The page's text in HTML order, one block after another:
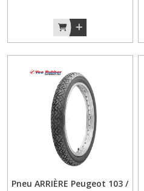
Pneu ARRIÈRE Peugeot 103 /